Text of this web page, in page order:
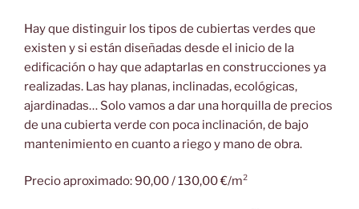
Hay que distinguir los tipos de cubiertas verdes que
existen y si están diseñadas desde el inicio de la
edificación o hay que adaptarlas en construcciones ya
realizadas. Las hay planas, inclinadas, ecológicas,
ajardinadas… Solo vamos a dar una horquilla de precios
de una cubierta verde con poca inclinación, de bajo
mantenimiento en cuanto a riego y mano de obra.
Precio aproximado: 90,00 / 130,00 €/m²